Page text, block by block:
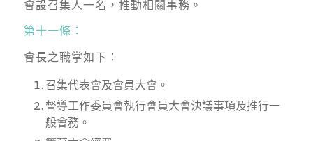
會設召集人一名，推動相關事務。
第十一條：
會長之職掌如下：
召集代表會及會員大會。
督導工作委員會執行會員大會決議事項及推行一
般會務。